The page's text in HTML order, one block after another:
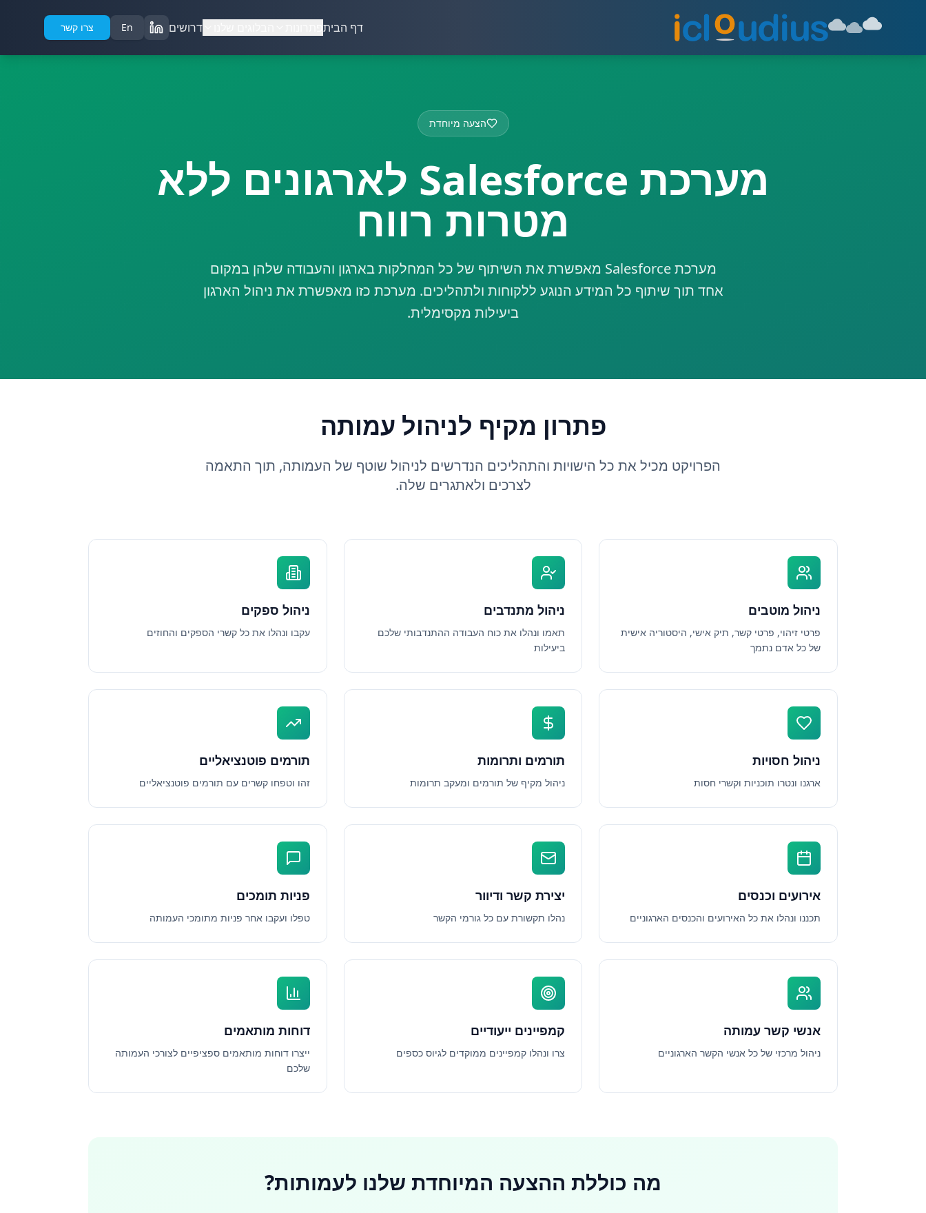
דף הבית דרושים En צרו קשר
הצעה מיוחדת
מערכת Salesforce לארגונים ללא
מטרות רווח
מערכת Salesforce מאפשרת את השיתוף של כל המחלקות בארגון והעבודה שלהן במקום
אחד תוך שיתוף כל המידע הנוגע ללקוחות ולתהליכים. מערכת כזו מאפשרת את ניהול הארגון
ביעילות מקסימלית.
פתרון מקיף לניהול עמותה
הפרויקט מכיל את כל הישויות והתהליכים הנדרשים לניהול שוטף של העמותה, תוך התאמה
לצרכים ולאתגרים שלה.
ניהול מוטבים
פרטי זיהוי, פרטי קשר, תיק אישי, היסטוריה אישית
של כל אדם נתמך
ניהול מתנדבים
תאמו ונהלו את כוח העבודה ההתנדבותי שלכם
ביעילות
ניהול ספקים
עקבו ונהלו את כל קשרי הספקים והחוזים
ניהול חסויות
ארגנו ונטרו תוכניות וקשרי חסות
תורמים ותרומות
ניהול מקיף של תורמים ומעקב תרומות
תורמים פוטנציאליים
זהו וטפחו קשרים עם תורמים פוטנציאליים
אירועים וכנסים
תכננו ונהלו את כל האירועים והכנסים הארגוניים
יצירת קשר ודיוור
נהלו תקשורת עם כל גורמי הקשר
פניות תומכים
טפלו ועקבו אחר פניות מתומכי העמותה
אנשי קשר עמותה
ניהול מרכזי של כל אנשי הקשר הארגוניים
קמפיינים ייעודיים
צרו ונהלו קמפיינים ממוקדים לגיוס כספים
דוחות מותאמים
ייצרו דוחות מותאמים ספציפיים לצורכי העמותה
שלכם
מה כוללת ההצעה המיוחדת שלנו לעמותות?